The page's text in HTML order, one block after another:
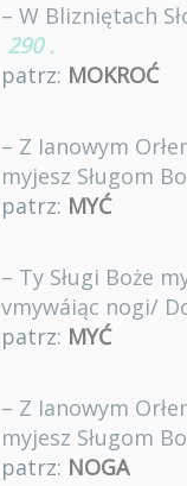
– W Blizniętach
290 .
patrz: MOKROĆ
– Z Ianowym
myjesz Sługom
patrz: MYĆ
– Ty Sługi Boże
vmywáiąc nogi/
patrz: MYĆ
– Z Ianowym
myjesz Sługom
patrz: NOGA